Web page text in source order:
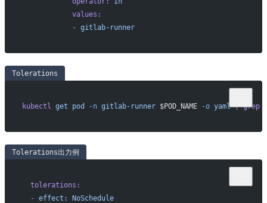
            values:
            -
gitlab-runner
Tolerations
kubectl get pod -n gitlab-runner $POD_NAME -o yaml | grep -
Tolerations出力例
  tolerations:
  -
effect:
NoSchedule